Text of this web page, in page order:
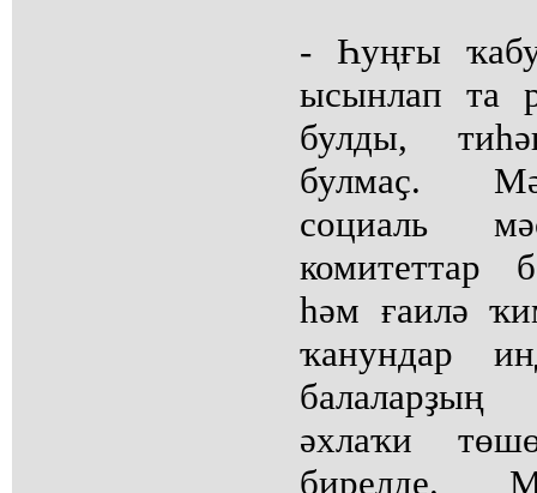
- Һуңғы
ысынлап та
булды,
булмаҫ.
социаль
комитеттар
һәм ғаилә
ҡанундар
әхлаҡи
бирелде.